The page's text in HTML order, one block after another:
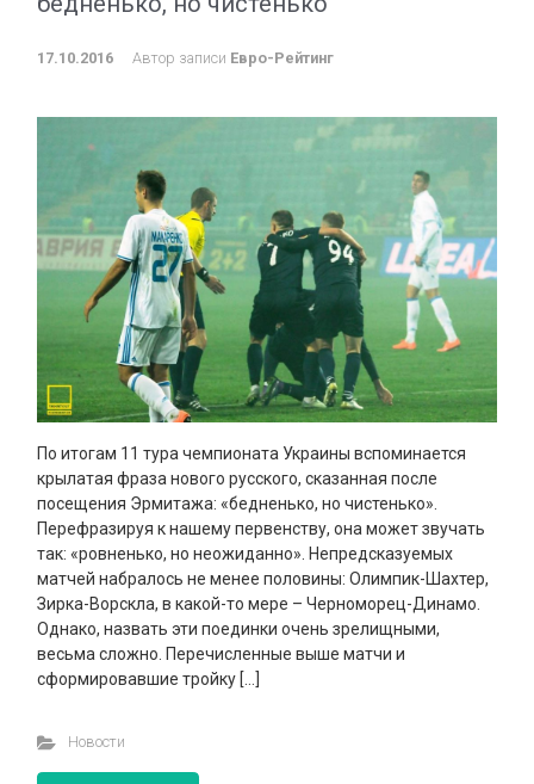
17.10.2016 Автор записи Евро-Рейтинг
По итогам 11 тура чемпионата Украины вспоминается
крылатая фраза нового русского, сказанная после
посещения Эрмитажа: «бедненько, но чистенько».
Перефразируя к нашему первенству, она может звучать
так: «ровненько, но неожиданно». Непредсказуемых
матчей набралось не менее половины: Олимпик-Шахтер,
Зирка-Ворскла, в какой-то мере – Черноморец-Динамо.
Однако, назвать эти поединки очень зрелищными,
весьма сложно. Перечисленные выше матчи и
сформировавшие тройку […]
Новости